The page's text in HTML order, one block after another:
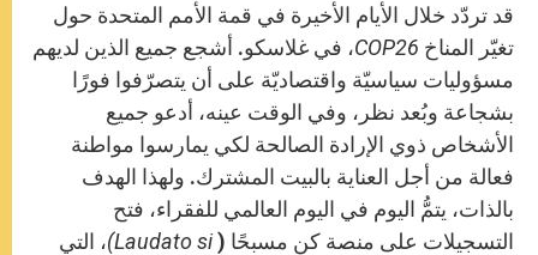
قد تردّد خلال الأيام الأخيرة في قمة الأمم المتحدة حول
تغيّر المناخ COP26، في غلاسكو. أشجع جميع الذين لديهم
مسؤوليات سياسيّة واقتصاديّة على أن يتصرّفوا فورًا
بشجاعة وبُعد نظر، وفي الوقت عينه، أدعو جميع
الأشخاص ذوي الإرادة الصالحة لكي يمارسوا مواطنة
فعالة من أجل العناية بالبيت المشترك. ولهذا الهدف
بالذات، يتمُّ اليوم في اليوم العالمي للفقراء، فتح
التسجيلات على منصة كن مسبحًا (Laudato si) ، التي